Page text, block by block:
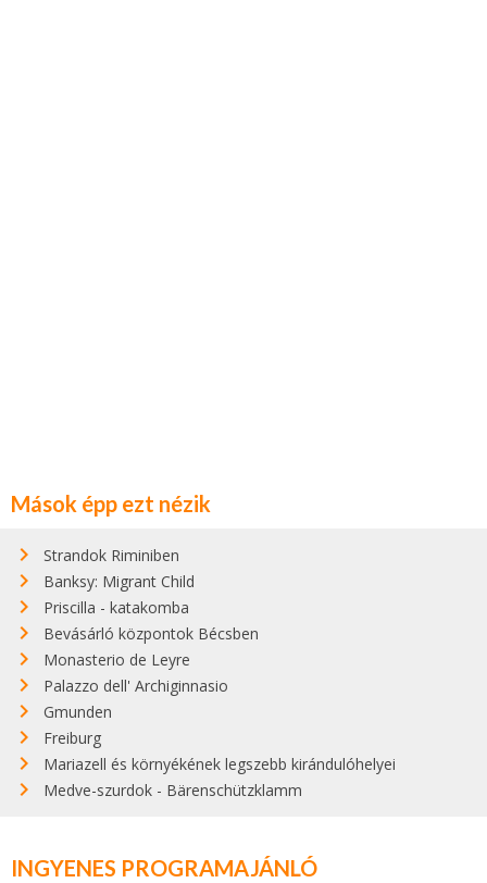
Mások épp ezt nézik
Strandok Riminiben
Banksy: Migrant Child
Priscilla - katakomba
Bevásárló központok Bécsben
Monasterio de Leyre
Palazzo dell' Archiginnasio
Gmunden
Freiburg
Mariazell és környékének legszebb kirándulóhelyei
Medve-szurdok - Bärenschützklamm
INGYENES PROGRAMAJÁNLÓ